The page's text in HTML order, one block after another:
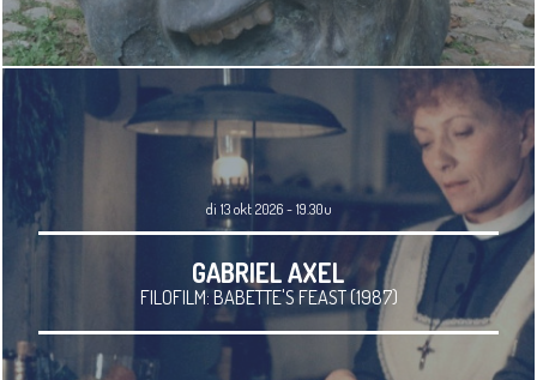
di 13 okt 2026 - 19.30u
GABRIEL AXEL
FILOFILM: BABETTE'S FEAST (1987)